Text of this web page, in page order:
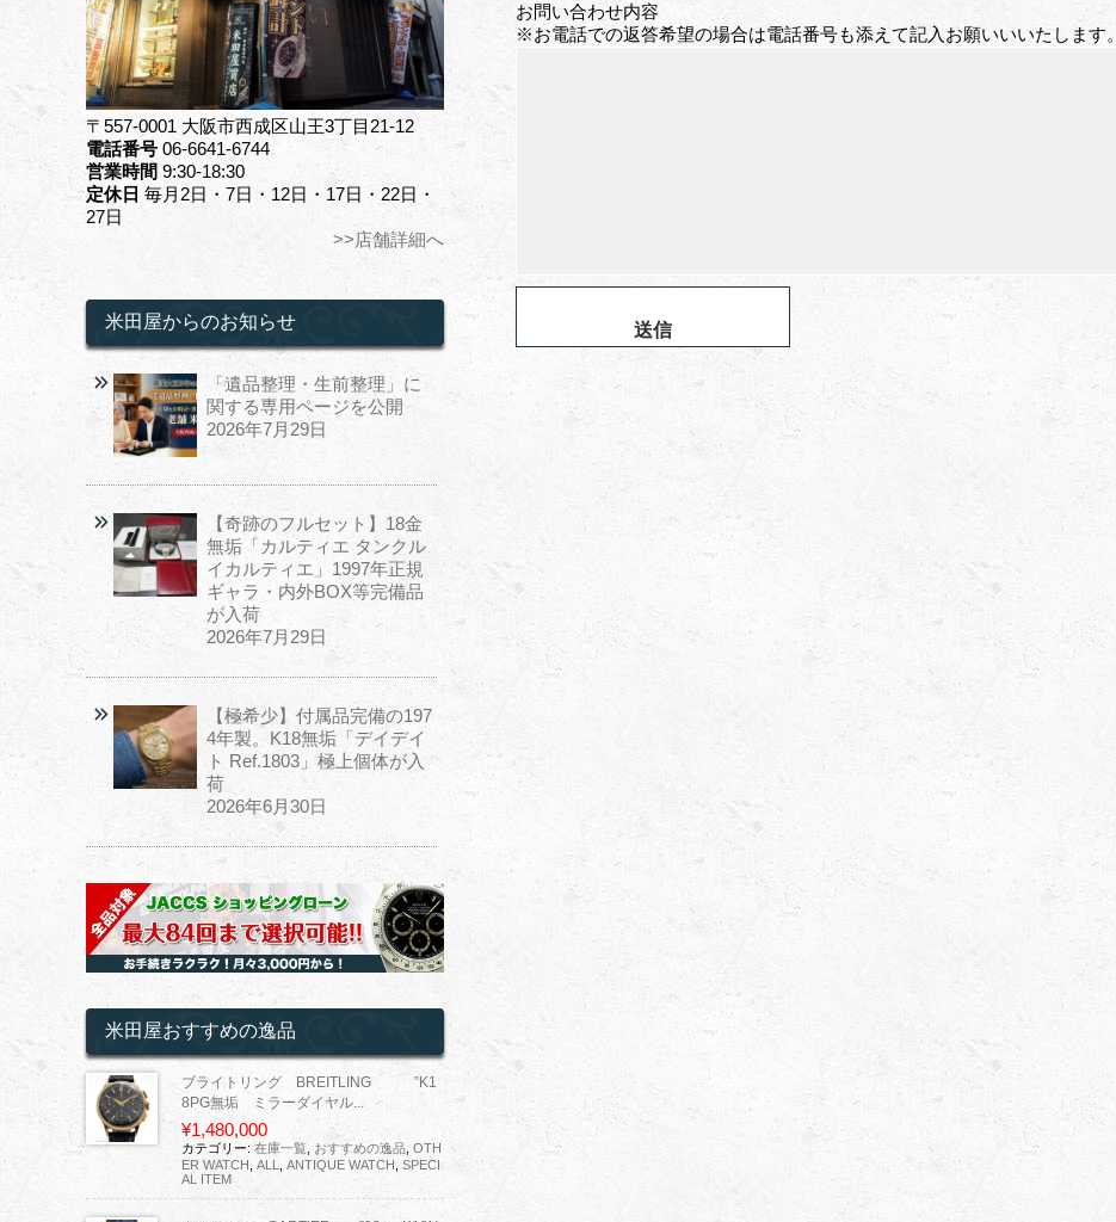
お問い合わせ内容
※お電話での返答希望の場合は電話番号も添えて記入お願いいいたします。
〒557-0001 大阪市西成区山王3丁目21-12
電話番号 06-6641-6744
営業時間 9:30-18:30
定休日 毎月2日・7日・12日・17日・22日・
27日
>>店舗詳細へ
米田屋からのお知らせ
「遺品整理・生前整理」に
関する専用ページを公開
2026年7月29日
【奇跡のフルセット】18金
無垢「カルティエ タンクル
イカルティエ」1997年正規
ギャラ・内外BOX等完備品
が入荷
2026年7月29日
【極希少】付属品完備の197
4年製。K18無垢「デイデイ
ト Ref.1803」極上個体が入
荷
2026年6月30日
米田屋おすすめの逸品
ブライトリング BREITLING ”K1
8PG無垢 ミラーダイヤル...
¥1,480,000
カテゴリー: 在庫一覧 おすすめの逸品 OTH
ER WATCH ALL ANTIQUE WATCH, SPECI
AL ITEM